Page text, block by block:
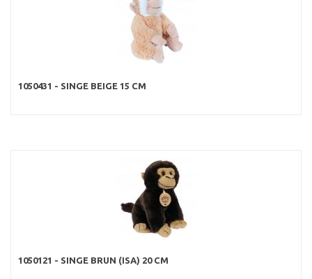
1050431 - SINGE BEIGE 15 CM
1050121 - SINGE BRUN (ISA) 20 CM